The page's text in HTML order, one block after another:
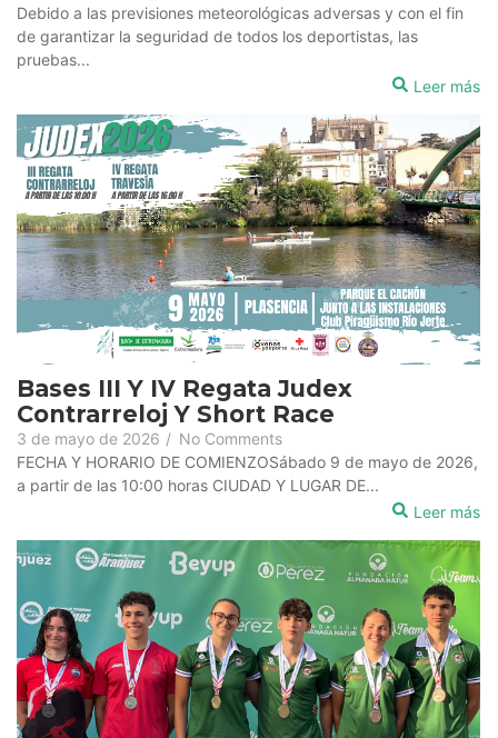
Debido a las previsiones meteorológicas adversas y con el fin
de garantizar la seguridad de todos los deportistas, las
pruebas...
Leer más
Bases III Y IV Regata Judex
Contrarreloj Y Short Race
3 de mayo de 2026 / No Comments
FECHA Y HORARIO DE COMIENZOSábado 9 de mayo de 2026,
a partir de las 10:00 horas CIUDAD Y LUGAR DE...
Leer más